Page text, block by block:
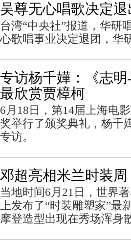
吴尊无心唱歌决定
台湾“中央社”报道，华研
心歌唱事业决定退团，华
专访杨千嬅：《志
最欣赏贾樟柯
6月18日，第14届上海电
奖举行了颁奖典礼，杨千
专访。
邓超亮相米兰时装
当地时间6月21日，世界
上发布了“时装雕塑家”最
摩登造型出现在秀场浑身